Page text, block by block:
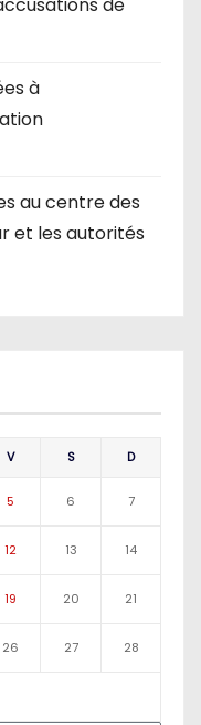
à
au centre des
et les autorités
V S D
5 6 7
12 13 14
19 20 21
26 27 28